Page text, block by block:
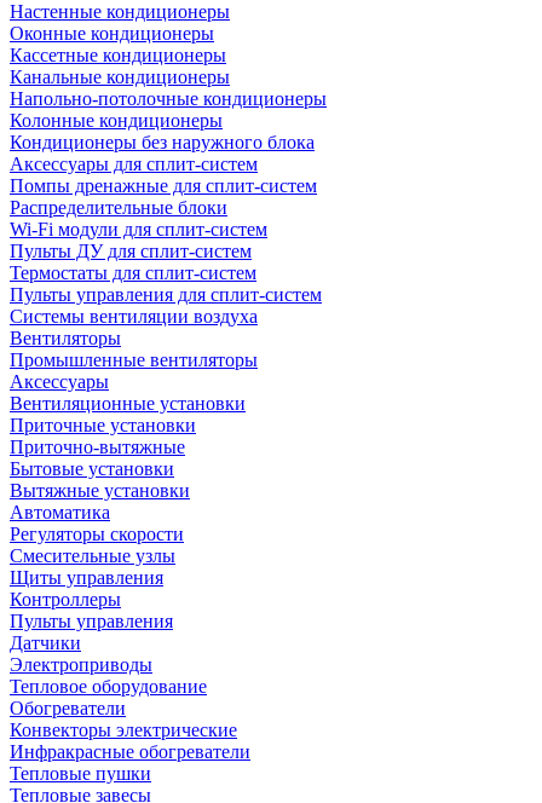
Настенные кондиционеры
Оконные кондиционеры
Кассетные кондиционеры
Канальные кондиционеры
Напольно-потолочные кондиционеры
Колонные кондиционеры
Кондиционеры без наружного блока
Аксессуары для сплит-систем
Помпы дренажные для сплит-систем
Распределительные блоки
Wi-Fi модули для сплит-систем
Пульты ДУ для сплит-систем
Термостаты для сплит-систем
Пульты управления для сплит-систем
Системы вентиляции воздуха
Вентиляторы
Промышленные вентиляторы
Аксессуары
Вентиляционные установки
Приточные установки
Приточно-вытяжные
Бытовые установки
Вытяжные установки
Автоматика
Регуляторы скорости
Смесительные узлы
Щиты управления
Контроллеры
Пульты управления
Датчики
Электроприводы
Тепловое оборудование
Обогреватели
Конвекторы электрические
Инфракрасные обогреватели
Тепловые пушки
Тепловые завесы